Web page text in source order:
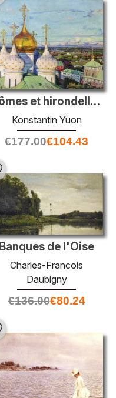
Dômes et hirondelles. Assomption Cathédrale de la Trinité Sergiu
Konstantin Yuon
€177.00€104.43
Banques de l'Oise
Charles-Francois
Daubigny
€136.00€80.24